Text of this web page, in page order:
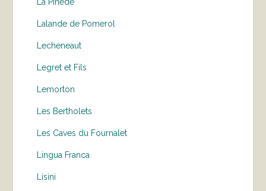
Lalande de Pomerol
Lecheneaut
Legret et Fils
Lemorton
Les Bertholets
Les Caves du Fournalet
Lingua Franca
Lisini